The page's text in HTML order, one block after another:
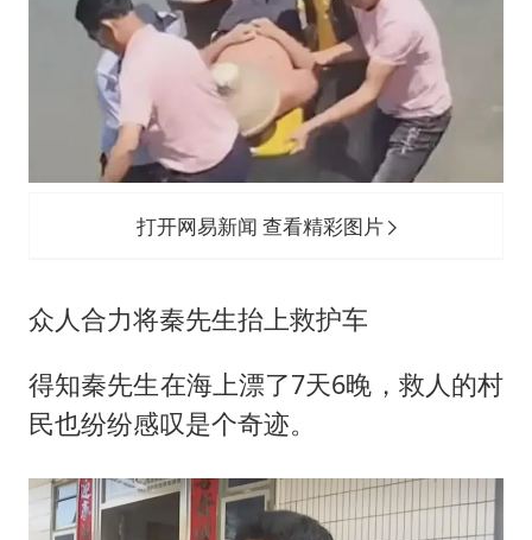
打开网易新闻 查看精彩图片
众人合力将秦先生抬上救护车
得知秦先生在海上漂了7天6晚，救人的村
民也纷纷感叹是个奇迹。